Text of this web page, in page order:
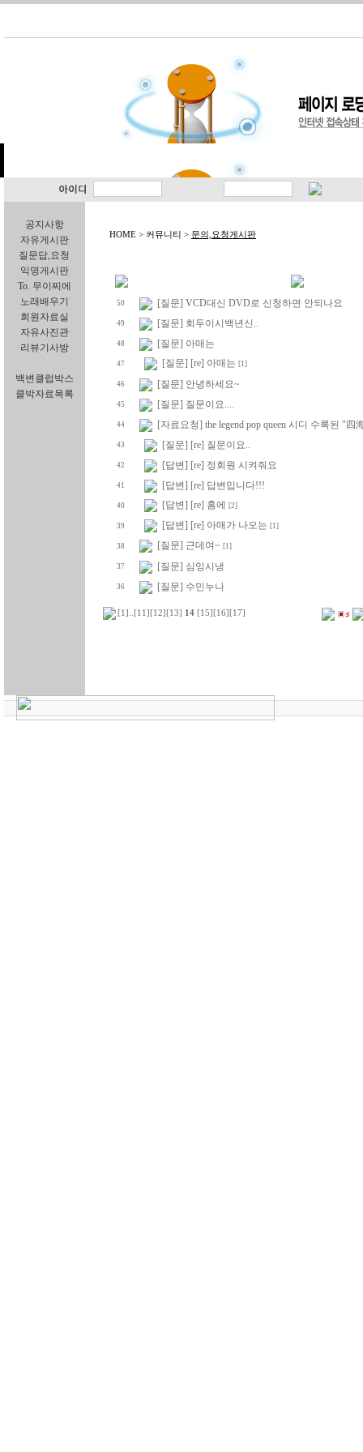
공지사항
자유게시판
질문답,요청
익명게시판
To. 무이찌에
노래배우기
회원자료실
자유사진관
리뷰기사방
백변클럽박스
클박자료목록
HOME > 커뮤니티 > 문의,요청게시판
50 [질문] VCD대신 DVD로 신청하면 안되나요
49 [질문] 회두이시백년신..
48 [질문] 아매는
47 [질문] [re] 아매는 [1]
46 [질문] 안녕하세요~
45 [질문] 질문이요....
44 [자료요청] the legend pop queen 시디 수록된 "四
43 [질문] [re] 질문이요..
42 [답변] [re] 정회원 시켜줘요
41 [답변] [re] 답변입니다!!!
40 [답변] [re] 홈에 [2]
39 [답변] [re] 아매가 나오는 [1]
38 [질문] 근데여~ [1]
37 [질문] 심잉시냉
36 [질문] 수민누나
[1] [11] [12] [13] 14 [15] [16] [17]